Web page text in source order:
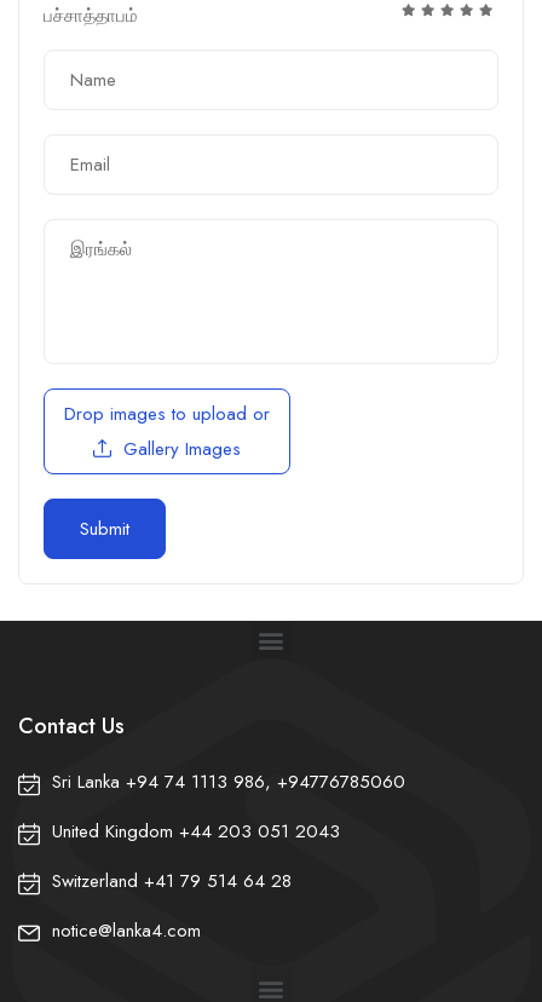
பச்சாத்தாபம்
Drop images to upload or
Gallery Images
Contact Us
Sri Lanka +94 74 1113 986, +94776785060
United Kingdom +44 203 051 2043
Switzerland +41 79 514 64 28
notice@lanka4.com